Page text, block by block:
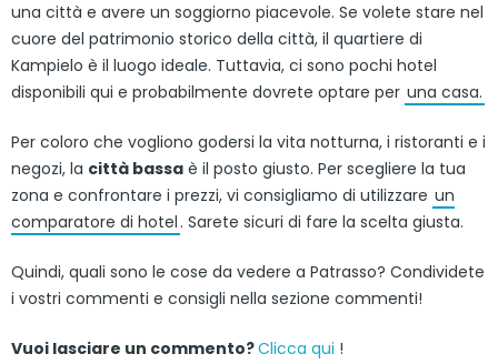
una città e avere un soggiorno piacevole. Se volete stare nel
cuore del patrimonio storico della città, il quartiere di
Kampielo è il luogo ideale. Tuttavia, ci sono pochi hotel
disponibili qui e probabilmente dovrete optare per una casa.
Per coloro che vogliono godersi la vita notturna, i ristoranti e i
negozi, la città bassa è il posto giusto. Per scegliere la tua
zona e confrontare i prezzi, vi consigliamo di utilizzare un
comparatore di hotel . Sarete sicuri di fare la scelta giusta.
Quindi, quali sono le cose da vedere a Patrasso? Condividete
i vostri commenti e consigli nella sezione commenti!
Vuoi lasciare un commento?Clicca qui !